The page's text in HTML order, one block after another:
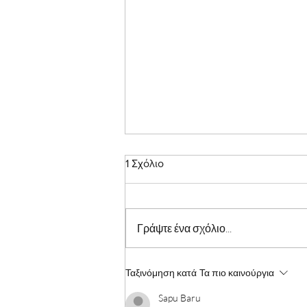
1 Σχόλιο
Γράψτε ένα σχόλιο...
Ταξινόμηση κατά Τα πιο καινούργια
Sapu Baru